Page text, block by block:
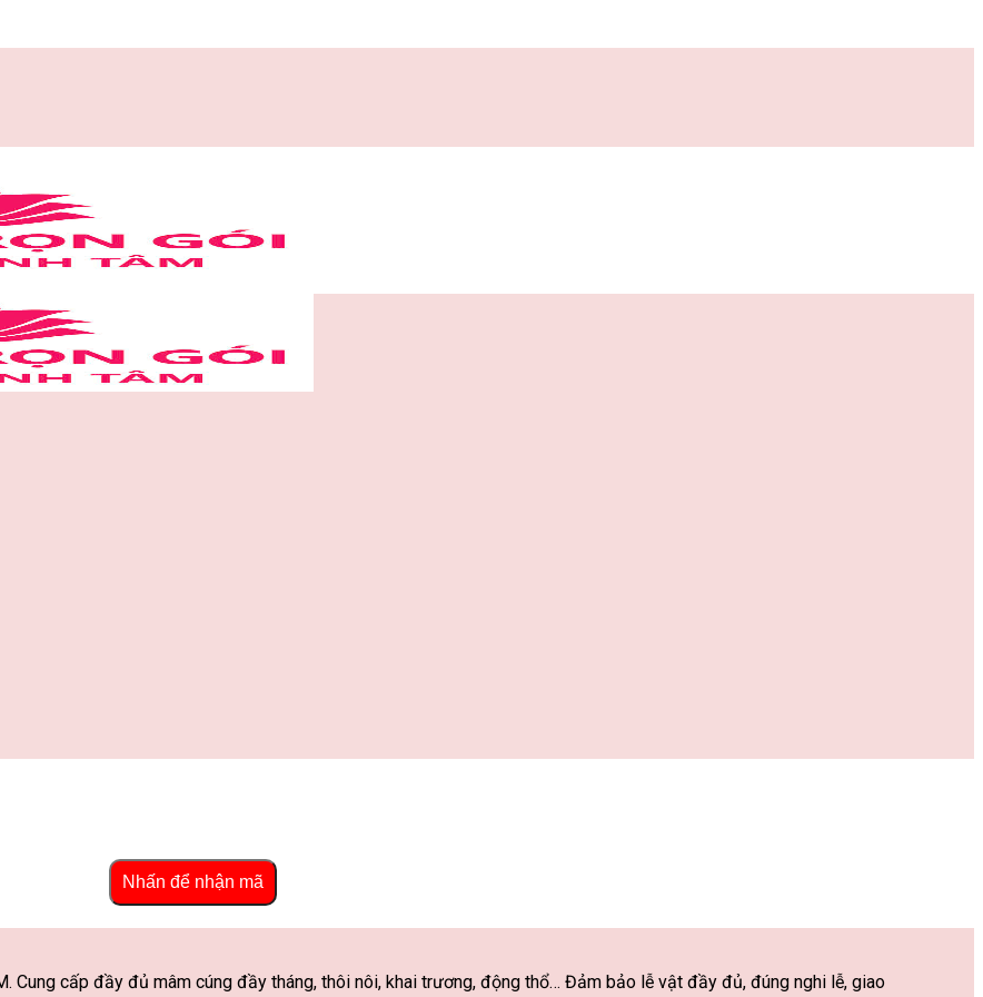
Nhấn để nhận mã
Cung cấp đầy đủ mâm cúng đầy tháng, thôi nôi, khai trương, động thổ… Đảm bảo lễ vật đầy đủ, đúng nghi lễ, giao